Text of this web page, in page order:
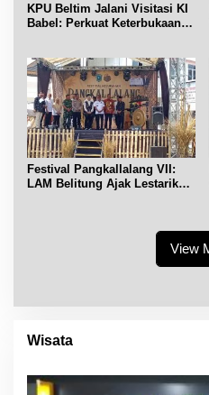
KPU Beltim Jalani Visitasi KI
Babel: Perkuat Keterbukaan
Festival Pangkallalang VII:
LAM Belitung Ajak Lestarikan
View
Wisata